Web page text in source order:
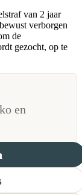
van 2 jaar
verborgen
de
gezocht, op te
en